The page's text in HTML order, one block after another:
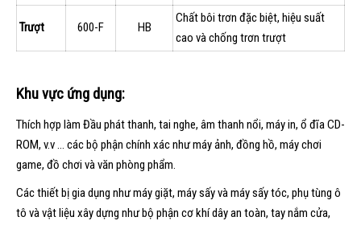
Trượt 600-F HB
Chất bôi trơn đặc biệt, hiệu suất
cao và chống trơn trượt
Khu vực ứng dụng:
Thích hợp làm Đầu phát thanh, tai nghe, âm thanh nổi, máy in, ổ đĩa CD-
ROM, v.v … các bộ phận chính xác như máy ảnh, đồng hồ, máy chơi
game, đồ chơi và văn phòng phẩm.
Các thiết bị gia dụng như máy giặt, máy sấy và máy sấy tóc, phụ tùng ô
tô và vật liệu xây dựng như bộ phận cơ khí dây an toàn, tay nắm cửa,